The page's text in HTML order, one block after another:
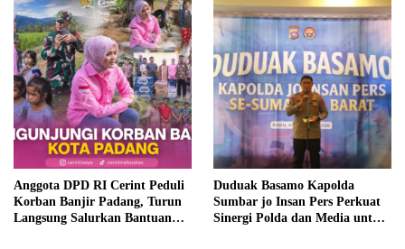
Anggota DPD RI Cerint Peduli
Korban Banjir Padang, Turun
Langsung Salurkan Bantuan
Duduak Basamo Kapolda
Sumbar jo Insan Pers Perkuat
Sinergi Polda dan Media untuk